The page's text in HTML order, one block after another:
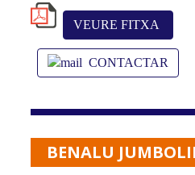
VEURE FITXA
CONTACTAR
BENALU